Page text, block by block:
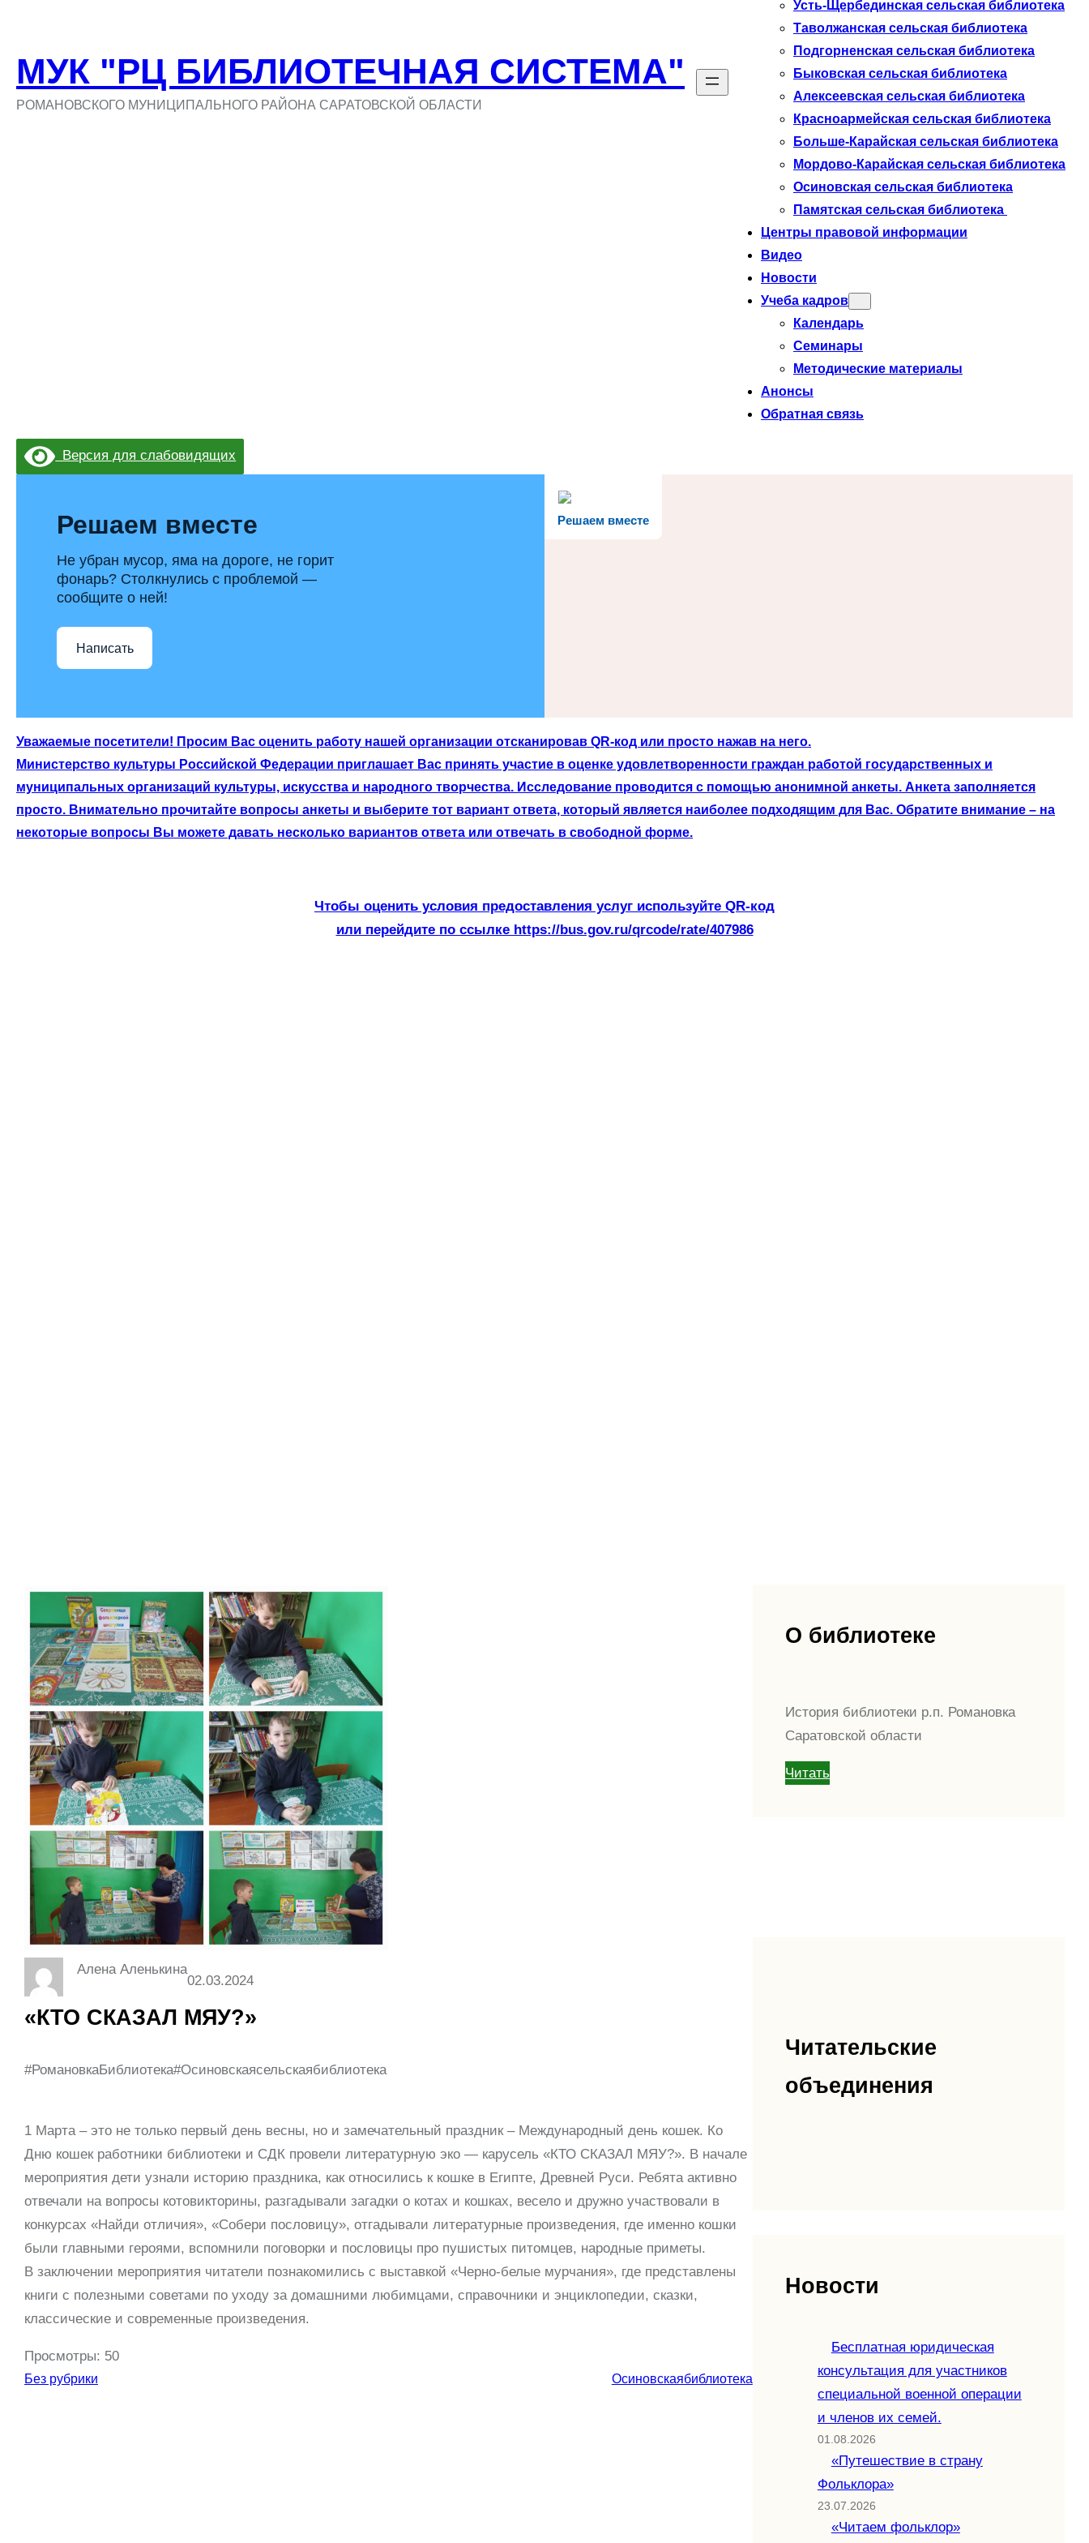
МУК "РЦ БИБЛИОТЕЧНАЯ СИСТЕМА"
РОМАНОВСКОГО МУНИЦИПАЛЬНОГО РАЙОНА САРАТОВСКОЙ ОБЛАСТИ
Усть-Щербединская сельская библиотека
Таволжанская сельская библиотека
Подгорненская сельская библиотека
Быковская сельская библиотека
Алексеевская сельская библиотека
Красноармейская сельская библиотека
Больше-Карайская сельская библиотека
Мордово-Карайская сельская библиотека
Осиновская сельская библиотека
Памятская сельская библиотека
Центры правовой информации
Видео
Новости
Учеба кадров
Календарь
Семинары
Методические материалы
Анонсы
Обратная связь
Версия для слабовидящих
Решаем вместе
Решаем вместе
Не убран мусор, яма на дороге, не горит
фонарь? Столкнулись с проблемой —
сообщите о ней!
Написать
Уважаемые посетители! Просим Вас оценить работу нашей организации отсканировав QR-код или просто нажав на него.
Министерство культуры Российской Федерации приглашает Вас принять участие в оценке удовлетворенности граждан работой государственных и
муниципальных организаций культуры, искусства и народного творчества. Исследование проводится с помощью анонимной анкеты. Анкета заполняется
просто. Внимательно прочитайте вопросы анкеты и выберите тот вариант ответа, который является наиболее подходящим для Вас. Обратите внимание – на
некоторые вопросы Вы можете давать несколько вариантов ответа или отвечать в свободной форме.
Чтобы оценить условия предоставления услуг используйте QR-код
или перейдите по ссылке https://bus.gov.ru/qrcode/rate/407986
Алена Аленькина
02.03.2024
«КТО СКАЗАЛ МЯУ?»
#РомановкаБиблиотека#Осиновскаясельскаябиблиотека
1 Марта – это не только первый день весны, но и замечательный праздник – Международный день кошек. Ко
Дню кошек работники библиотеки и СДК провели литературную эко — карусель «КТО СКАЗАЛ МЯУ?». В начале
мероприятия дети узнали историю праздника, как относились к кошке в Египте, Древней Руси. Ребята активно
отвечали на вопросы котовикторины, разгадывали загадки о котах и кошках, весело и дружно участвовали в
конкурсах «Найди отличия», «Собери пословицу», отгадывали литературные произведения, где именно кошки
были главными героями, вспомнили поговорки и пословицы про пушистых питомцев, народные приметы.
В заключении мероприятия читатели познакомились с выставкой «Черно-белые мурчания», где представлены
книги с полезными советами по уходу за домашними любимцами, справочники и энциклопедии, сказки,
классические и современные произведения.
Просмотры: 50
Без рубрики Осиновскаябиблиотека
О библиотеке
История библиотеки р.п. Романовка
Саратовской области
Читать
Читательские
объединения
Новости
Бесплатная юридическая
консультация для участников
специальной военной операции
и членов их семей.
01.08.2026
«Путешествие в страну
Фольклора»
23.07.2026
«Читаем фольклор»